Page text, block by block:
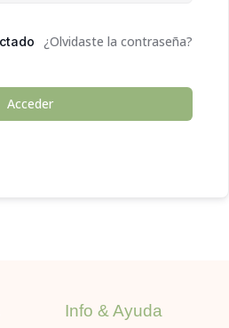
¿Olvidaste la contraseña?
Acceder
Info & Ayuda